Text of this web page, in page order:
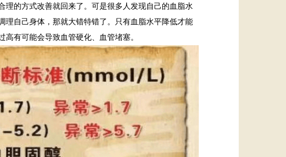
理的方式改善就回来了。可是很多人发现自己的血脂水
理自己身体，那就大错特错了。只有血脂水平降低才能
有可能会导致血管硬化、血管堵塞。